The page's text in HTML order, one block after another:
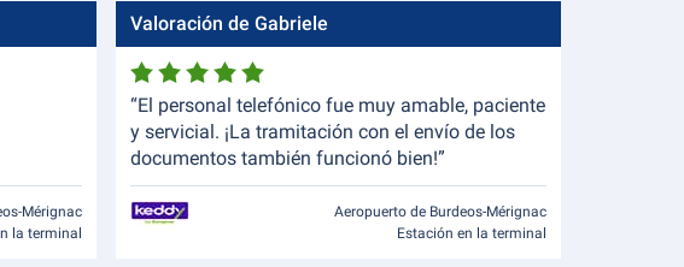
Mérignac
la terminal
Valoración de Gabriele
“El personal telefónico fue muy amable, paciente
y servicial. ¡La tramitación con el envío de los
documentos también funcionó bien!”
Aeropuerto de Burdeos-Mérignac
Estación en la terminal